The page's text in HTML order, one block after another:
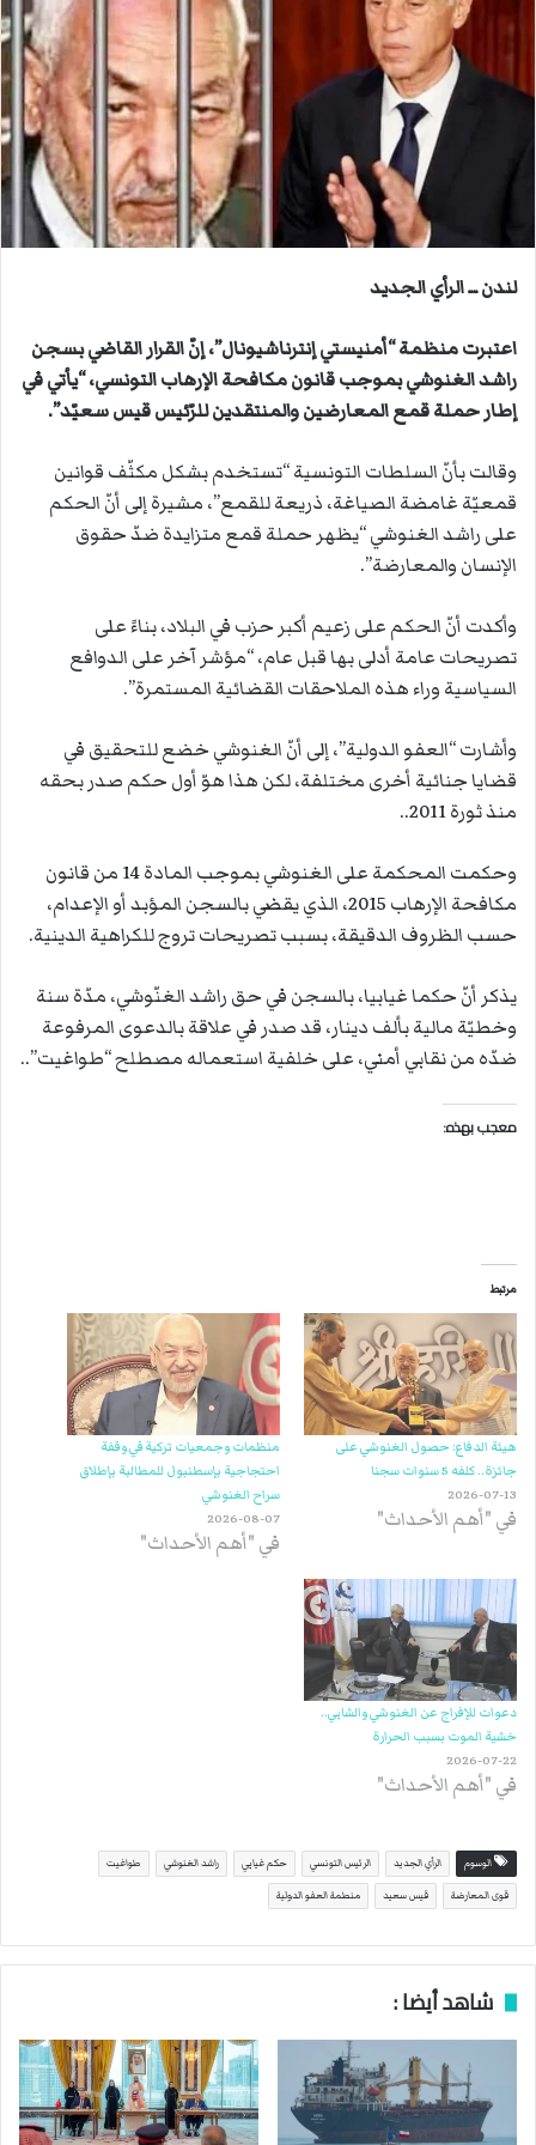
ر
د
ا
إ
ت
و
ي
لندن ــ الرأي الجديد
اعتبرت منظمة “أمنيستي إنترناشيونال”، إنّ القرار القاضي بسجن
راشد الغنوشي بموجب قانون مكافحة الإرهاب التونسي، “يأتي في
إطار حملة قمع المعارضين والمنتقدين للرّئيس قيس سعيّد”.
وقالت بأنّ السلطات التونسية “تستخدم بشكل مكثّف قوانين
قمعيّة غامضة الصياغة، ذريعة للقمع”، مشيرة إلى أنّ الحكم
على راشد الغنوشي “يظهر حملة قمع متزايدة ضدّ حقوق
الإنسان والمعارضة”.
وأكدت أنّ الحكم على زعيم أكبر حزب في البلاد، بناءً على
تصريحات عامة أدلى بها قبل عام، “مؤشر آخر على الدوافع
السياسية وراء هذه الملاحقات القضائية المستمرة”.
وأشارت “العفو الدولية”، إلى أنّ الغنوشي خضع للتحقيق في
قضايا جنائية أخرى مختلفة، لكن هذا هوّ أول حكم صدر بحقه
منذ ثورة 2011..
وحكمت المحكمة على الغنوشي بموجب المادة 14 من قانون
مكافحة الإرهاب 2015، الذي يقضي بالسجن المؤبد أو الإعدام،
حسب الظروف الدقيقة، بسبب تصريحات تروج للكراهية الدينية.
يذكر أنّ حكما غيابيا، بالسجن في حق راشد الغنّوشي، مدّة سنة
وخطيّة مالية بألف دينار، قد صدر في علاقة بالدعوى المرفوعة
ضدّه من نقابي أمني، على خلفية استعماله مصطلح “طواغيت”..
معجب بهذه:
مرتبط
هيئة الدفاع: حصول الغنوشي على
جائزة.. كلفه 5 سنوات سجنا
2026-07-13
في "أهم الأحداث"
منظمات وجمعيات تركية في وقفة
احتجاجية بإسطنبول للمطالبة بإطلاق
سراح الغنوشي
2026-08-07
في "أهم الأحداث"
دعوات للإفراج عن الغنوشي والشابي..
خشية الموت بسبب الحرارة
2026-07-22
في "أهم الأحداث"
الوسوم الرأي الجديد الرئيس التونسي حكم غيابي راشد الغنوشي طواغيت
قوى المعارضة قيس سعيد منطمة العفو الدولية
شاهد أيضا :